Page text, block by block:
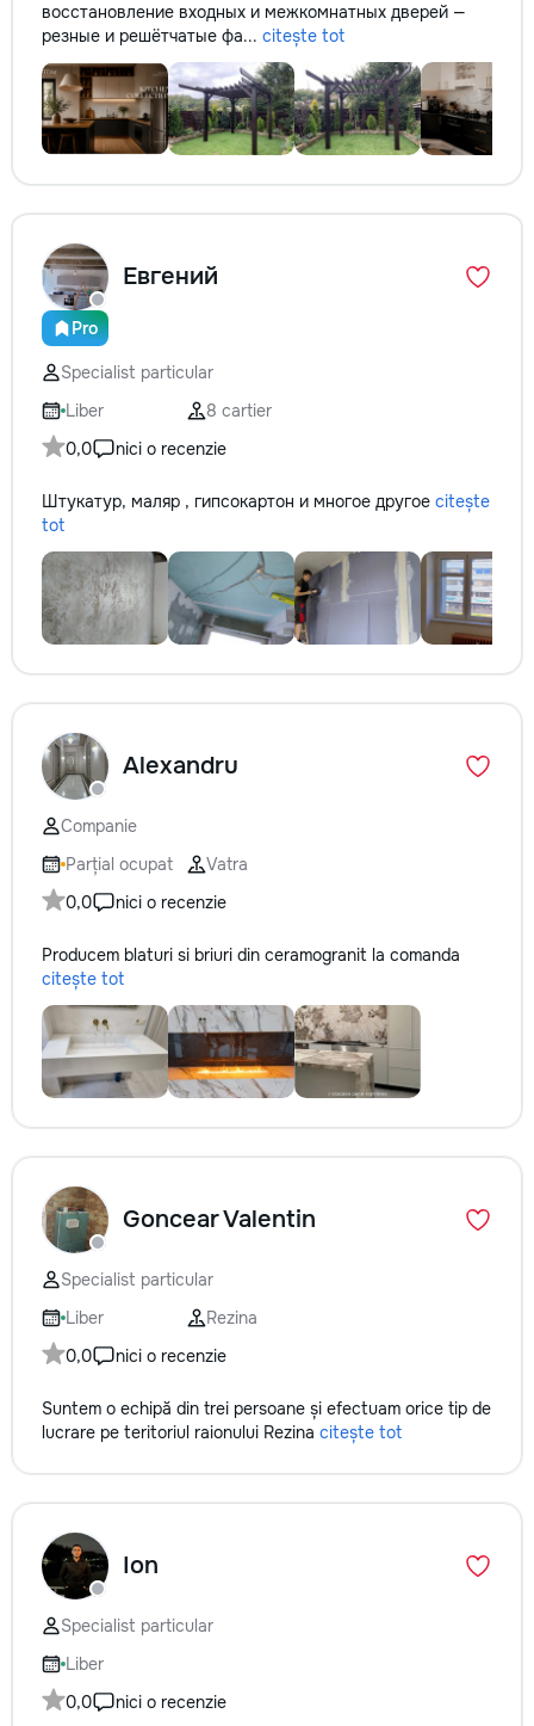
восстановление входных и межкомнатных дверей —
резные и решётчатые фа... citește tot
Pro
Евгений
Specialist particular
Liber
8 cartier
0,0
nici o recenzie
Штукатур, маляр , гипсокартон и многое другое citește
tot
Alexandru
Companie
Parțial ocupat
Vatra
0,0
nici o recenzie
Producem blaturi si briuri din ceramogranit la comanda
citește tot
Goncear Valentin
Specialist particular
Liber
Rezina
0,0
nici o recenzie
Suntem o echipă din trei persoane și efectuam orice tip de
lucrare pe teritoriul raionului Rezina citește tot
Ion
Specialist particular
Liber
0,0
nici o recenzie